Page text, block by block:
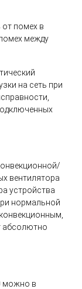
помех в
между
на сеть при
вентилятора
устройства
нормальной
абсолютно
можно в